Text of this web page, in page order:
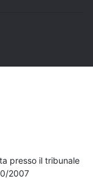
presso il tribunale
2007